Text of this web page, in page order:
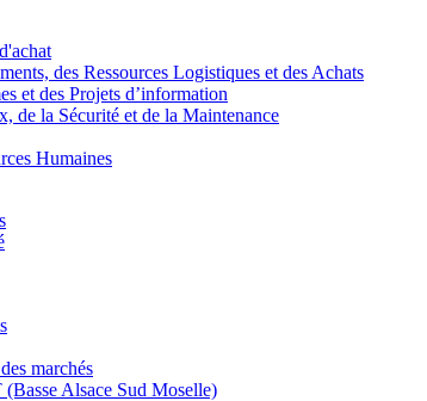
des Ressources Logistiques et des Achats
et des Projets d’information
de la Sécurité et de la Maintenance
Humaines
marchés
Alsace Sud Moselle)